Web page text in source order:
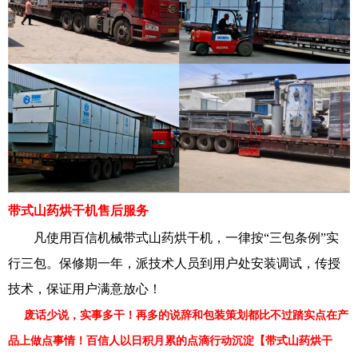
带式山药烘干机售后服务
凡使用百信机械带式山药烘干机 ，一律按“三包条例”实
行三包。保修期一年，派技术人员到用户处安装调试，传授
技术，保证用户满意放心！
废话少说，实事多干！再多的说辞和包装策划都比不过踏实点在产
品上做点事情！百信人以日积月累的点滴行动沉淀【带式山药烘干